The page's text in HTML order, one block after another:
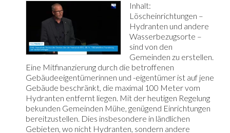
Inhalt:
Löscheinrichtungen –
Hydranten und andere
Wasserbezugsorte –
sind von den
Gemeinden zu erstellen.
Eine Mitfinanzierung durch die betroffenen
Gebäudeeigentümerinnen und -eigentümer ist auf jene
Gebäude beschränkt, die maximal 100 Meter vom
Hydranten entfernt liegen. Mit der heutigen Regelung
bekunden Gemeinden Mühe, genügend Einrichtungen
bereitzustellen. Dies insbesondere in ländlichen
Gebieten, wo nicht Hydranten, sondern andere